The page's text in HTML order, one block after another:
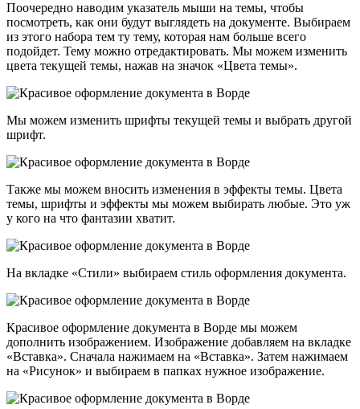
Поочередно наводим указатель мыши на темы, чтобы
посмотреть, как они будут выглядеть на документе. Выбираем
из этого набора тем ту тему, которая нам больше всего
подойдет. Тему можно отредактировать. Мы можем изменить
цвета текущей темы, нажав на значок «Цвета темы».
Мы можем изменить шрифты текущей темы и выбрать другой
шрифт.
Также мы можем вносить изменения в эффекты темы. Цвета
темы, шрифты и эффекты мы можем выбирать любые. Это уж
у кого на что фантазии хватит.
На вкладке «Стили» выбираем стиль оформления документа.
Красивое оформление документа в Ворде мы можем
дополнить изображением. Изображение добавляем на вкладке
«Вставка». Сначала нажимаем на «Вставка». Затем нажимаем
на «Рисунок» и выбираем в папках нужное изображение.